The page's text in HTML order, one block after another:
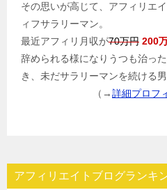
その思いが高じて、アフィリエ
ィフサラリーマン。
最近アフィリ月収が70万円 200
辞められる様になりうつも治っ
き、未だサラリーマンを続ける
（→詳細プロフ
アフィリエイトブログランキ